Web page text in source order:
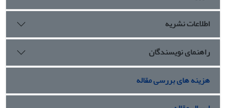
اطلاعات نشریه
راهنمای نویسندگان
هزینه های بررسی مقاله